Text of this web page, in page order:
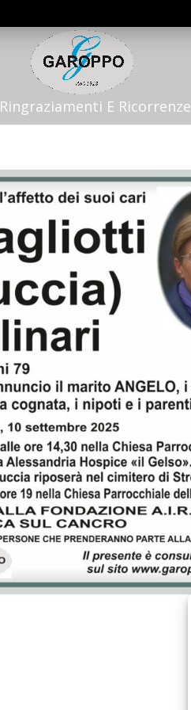
Ringraziamenti E Ricorrenze